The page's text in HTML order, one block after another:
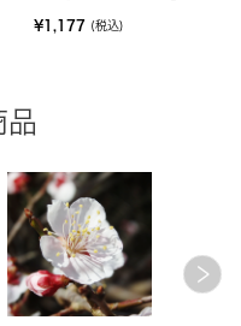
¥1,177 (税込)
品